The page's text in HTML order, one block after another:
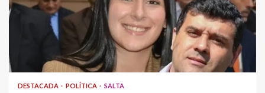
DESTACADA POLÍTICA SALTA